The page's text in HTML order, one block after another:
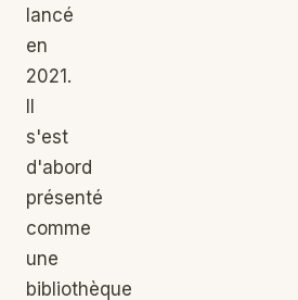
lancé
en
2021.
s'est
d'abord
présenté
comme
une
bibliothèque